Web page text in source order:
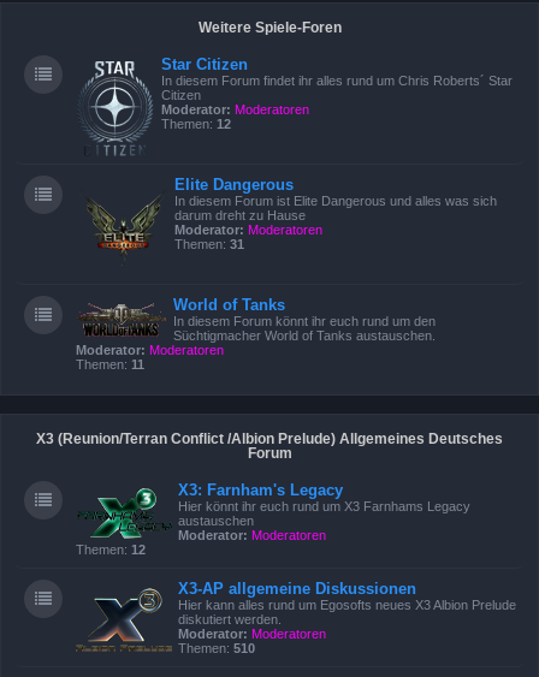
Weitere Spiele-Foren
Star Citizen
In diesem Forum findet ihr alles rund um Chris Roberts´ Star
Citizen
Moderator: Moderatoren
Themen: 12
Elite Dangerous
In diesem Forum ist Elite Dangerous und alles was sich
darum dreht zu Hause
Moderator: Moderatoren
Themen: 31
World of Tanks
In diesem Forum könnt ihr euch rund um den
Süchtigmacher World of Tanks austauschen.
Moderator: Moderatoren
Themen: 11
X3 (Reunion/Terran Conflict /Albion Prelude) Allgemeines Deutsches
Forum
X3: Farnham's Legacy
Hier könnt ihr euch rund um X3 Farnhams Legacy
austauschen
Moderator: Moderatoren
Themen: 12
X3-AP allgemeine Diskussionen
Hier kann alles rund um Egosofts neues X3 Albion Prelude
diskutiert werden.
Moderator: Moderatoren
Themen: 510